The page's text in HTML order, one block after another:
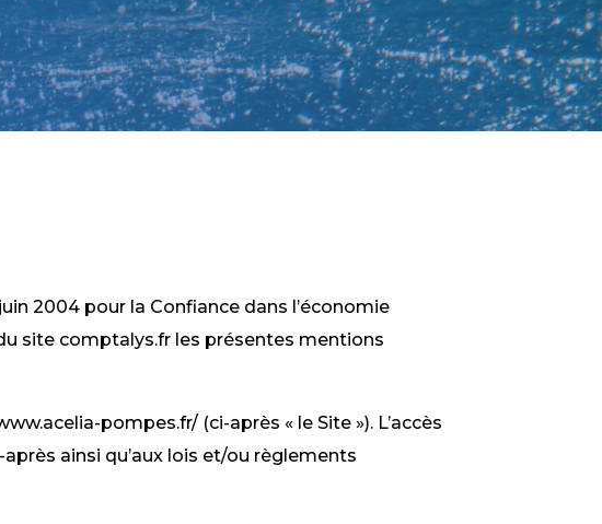
2004 pour la Confiance dans l’économie
site comptalys.fr les présentes mentions
pompes.fr/ (ci-après « le Site »). L’accès
ainsi qu’aux lois et/ou règlements